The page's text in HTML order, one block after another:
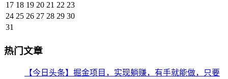
17 18 19 20 21 22 23
24 25 26 27 28 29 30
31
热门文章
【今日头条】掘金项目，实现躺赚，有手就能做，只要